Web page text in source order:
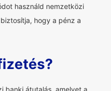
használd nemzetközi
hogy a pénz a
banki átutalás, amelyet a